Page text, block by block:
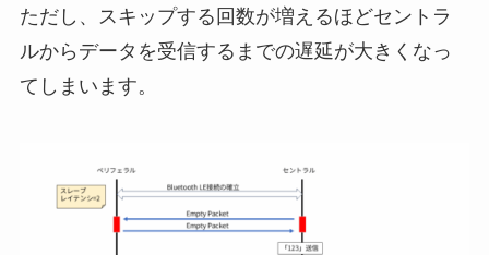
ただし、スキップする回数が増えるほどセントラ
ルからデータを受信するまでの遅延が大きくなっ
てしまいます。